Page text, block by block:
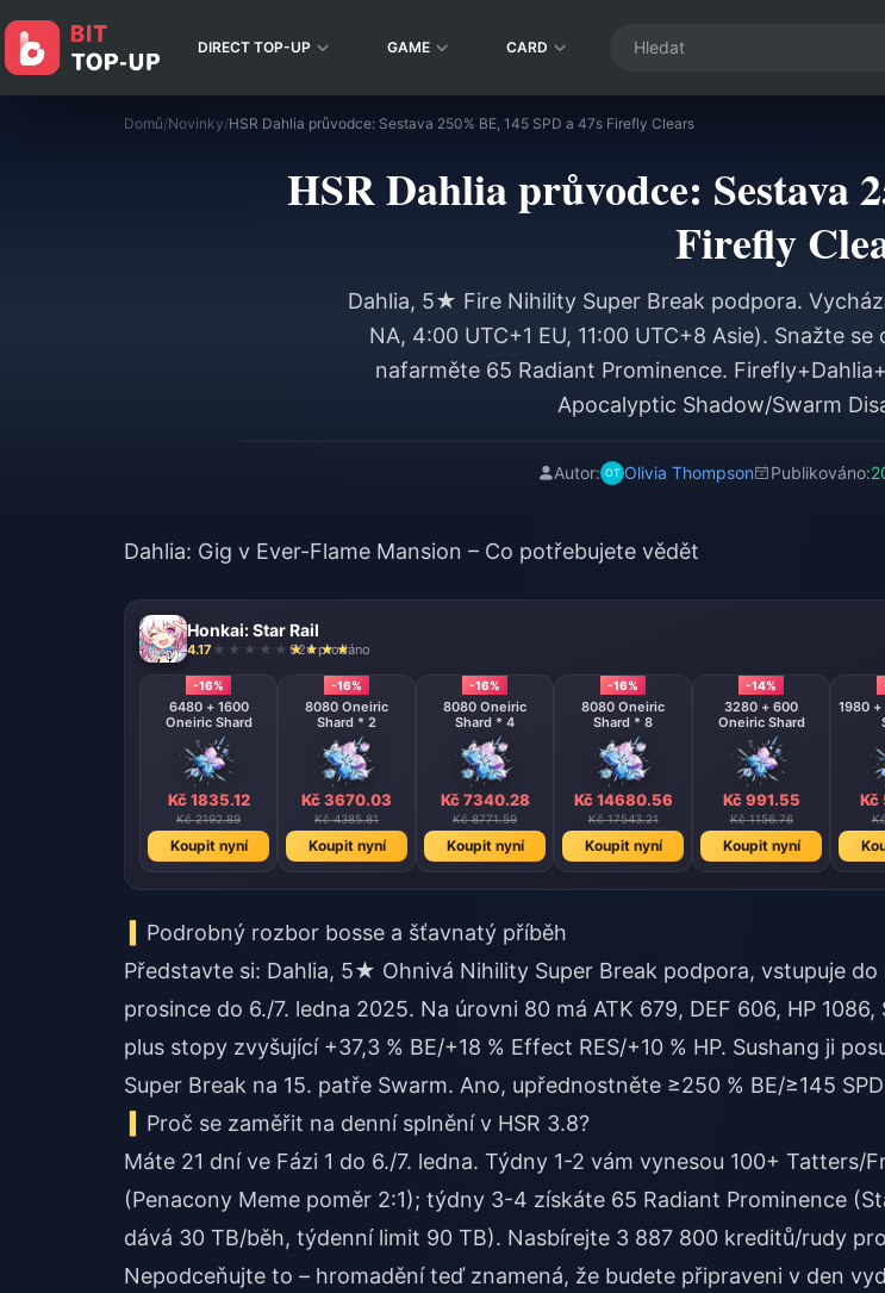
DIRECT TOP-UP GAME CARD
Domů/Novinky/HSR Dahlia průvodce: Sestava 250% BE, 145 SPD a 47s Firefly Clears
HSR Dahlia průvodce: Sestava
Firefly
Dahlia, 5★ Fire Nihility Super Break podpora.
NA, 4:00 UTC+1 EU, 11:00 UTC+8 Asie). Snažte
nafarměte 65 Radiant Prominence.
Apocalyptic Shadow/Swarm
Autor: Olivia Thompson Publikováno:
Dahlia: Gig v Ever-Flame Mansion – Co potřebujete vědět
Honkai: Star Rail
4.17 924 prodáno
-16%
6480 + 1600
Oneiric Shard
Kč 1835.12
Kč 2192.89
Koupit nyní
-16%
8080 Oneiric
Shard * 2
Kč 3670.03
Kč 4385.81
Koupit nyní
-16%
8080 Oneiric
Shard * 4
Kč 7340.28
Kč 8771.59
Koupit nyní
-16%
8080 Oneiric
Shard * 8
Kč 14680.56
Kč 17543.21
Koupit nyní
-14%
3280 + 600
Oneiric Shard
Kč 991.55
Kč 1156.76
Koupit nyní
1980
Kč
Podrobný rozbor bosse a šťavnatý příběh
Představte si: Dahlia, 5★ Ohnivá Nihility Super Break podpora, vstupuje do
prosince do 6./7. ledna 2025. Na úrovni 80 má ATK 679, DEF 606, HP 1086,
plus stopy zvyšující +37,3 % BE/+18 % Effect RES/+10 % HP. Sushang ji
Super Break na 15. patře Swarm. Ano, upřednostněte ≥250 % BE/≥145
Proč se zaměřit na denní splnění v HSR 3.8?
Máte 21 dní ve Fázi 1 do 6./7. ledna. Týdny 1-2 vám vynesou 100+ Tatters/
(Penacony Meme poměr 2:1); týdny 3-4 získáte 65 Radiant Prominence
dává 30 TB/běh, týdenní limit 90 TB). Nasbírejte 3 887 800 kreditů/rudy
Nepodceňujte to – hromadění teď znamená, že budete připraveni v den